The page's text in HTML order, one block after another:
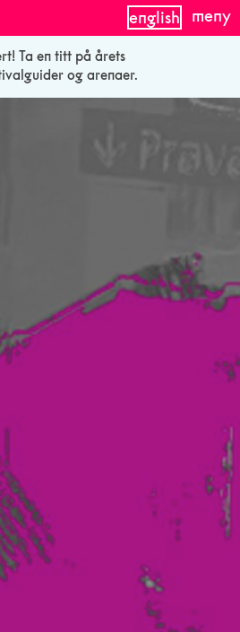
Ta en titt på årets
og arenaer.
english meny